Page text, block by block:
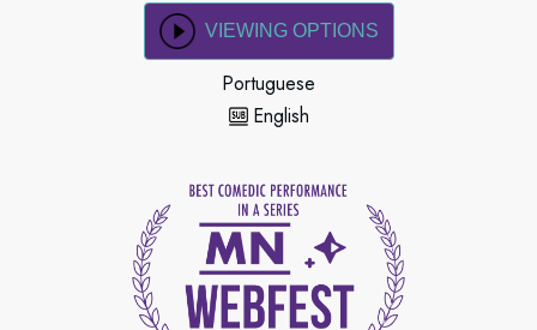
VIEWING OPTIONS
Portuguese
English